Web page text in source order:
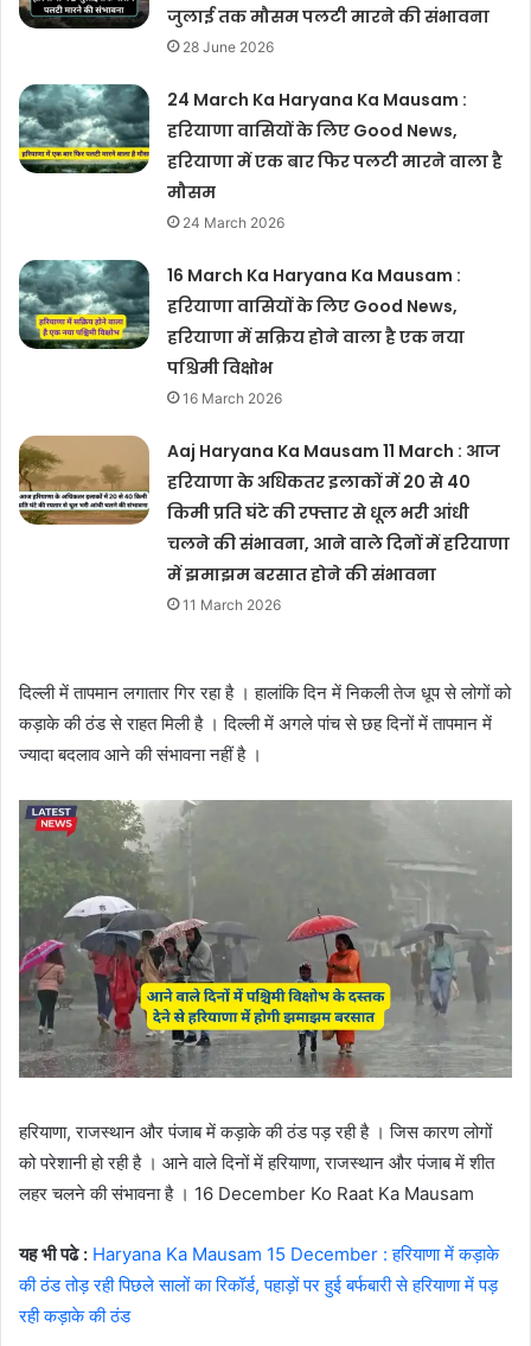
जुलाई तक मौसम पलटी मारने की संभावना
28 June 2026
24 March Ka Haryana Ka Mausam :
हरियाणा वासियों के लिए Good News,
हरियाणा में एक बार फिर पलटी मारने वाला है
मौसम
24 March 2026
16 March Ka Haryana Ka Mausam :
हरियाणा वासियों के लिए Good News,
हरियाणा में सक्रिय होने वाला है एक नया
पश्चिमी विक्षोभ
16 March 2026
Aaj Haryana Ka Mausam 11 March : आज
हरियाणा के अधिकतर इलाकों में 20 से 40
किमी प्रति घंटे की रफ्तार से धूल भरी आंधी
चलने की संभावना, आने वाले दिनों में हरियाणा
में झमाझम बरसात होने की संभावना
11 March 2026
दिल्ली में तापमान लगातार गिर रहा है । हालांकि दिन में निकली तेज धूप से लोगों को
कड़ाके की ठंड से राहत मिली है । दिल्ली में अगले पांच से छह दिनों में तापमान में
ज्यादा बदलाव आने की संभावना नहीं है ।
हरियाणा, राजस्थान और पंजाब में कड़ाके की ठंड पड़ रही है । जिस कारण लोगों
को परेशानी हो रही है । आने वाले दिनों में हरियाणा, राजस्थान और पंजाब में शीत
लहर चलने की संभावना है । 16 December Ko Raat Ka Mausam
यह भी पढे : Haryana Ka Mausam 15 December : हरियाणा में कड़ाके
की ठंड तोड़ रही पिछले सालों का रिकॉर्ड, पहाड़ों पर हुई बर्फबारी से हरियाणा में पड़
रही कड़ाके की ठंड